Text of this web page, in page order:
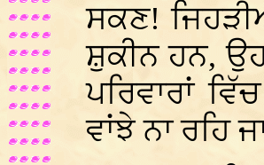
ਸਕਣ!
ਸ਼ੁਕੀਨ ਹਨ,
ਪਰਿਵਾਰਾਂ
ਵਾਂਝੇ ਨਾ ਰਹਿ